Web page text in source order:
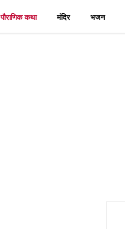
पौराणिक कथा मंदिर भजन